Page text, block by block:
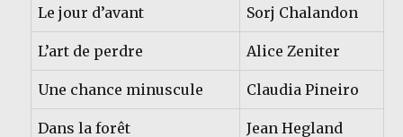
Le jour d’avant Sorj Chalandon
L’art de perdre Alice Zeniter
Une chance minuscule Claudia Pineiro
Dans la forêt Jean Hegland